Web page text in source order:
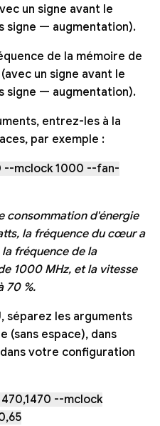
un signe avant le
signe — augmentation).
de la mémoire de
un signe avant le
signe — augmentation).
entrez-les à la
par exemple :
--mclock 1000 --fan-
consommation d'énergie
la fréquence du cœur a
fréquence de la
1000 MHz, et la vitesse
70 %.
séparez les arguments
(sans espace), dans
votre configuration
--mclock